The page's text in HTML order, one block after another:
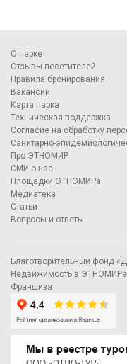
О парке
Отзывы посетителей
Правила бронирования
Вакансии
Карта парка
Техническая поддержка
Согласие на обработку
Санитарно-
Про ЭТНОМИР
СМИ о нас
Площадки ЭТНОМИРа
Медиатека
Статьи
Вопросы и ответы
Благотворительный фонд
Недвижимость в ЭТНОМИРе
Франшиза